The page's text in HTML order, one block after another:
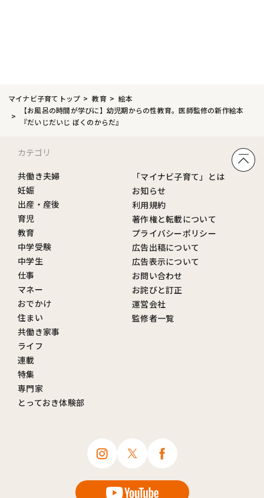
マイナビ子育てトップ 教育
絵本
【お風呂の時間が学びに】幼児期からの性教育。医師監修の新作絵本
『だいじだいじ ぼくのからだ』
カテゴリ
共働き夫婦
妊娠
出産・産後
育児
教育
中学受験
中学生
仕事
マネー
おでかけ
住まい
共働き家事
ライフ
連載
特集
専門家
とっておき体験部
「マイナビ子育て」とは
お知らせ
利用規約
著作権と転載について
プライバシーポリシー
広告出稿について
広告表示について
お問い合わせ
お詫びと訂正
運営会社
監修者一覧